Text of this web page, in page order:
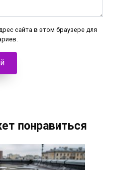
сайта в этом браузере для
понравиться